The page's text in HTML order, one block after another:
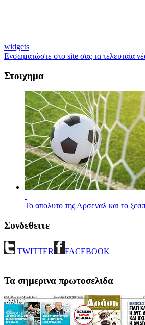
widgets
Ενσωματώστε στο site σας τα τελευταία
Στοιχημα
Το απολυτο της Αρσεναλ και το
Συνδεθειτε
TWITTER FACEBOOK
Τα σημερινα πρωτοσελιδα